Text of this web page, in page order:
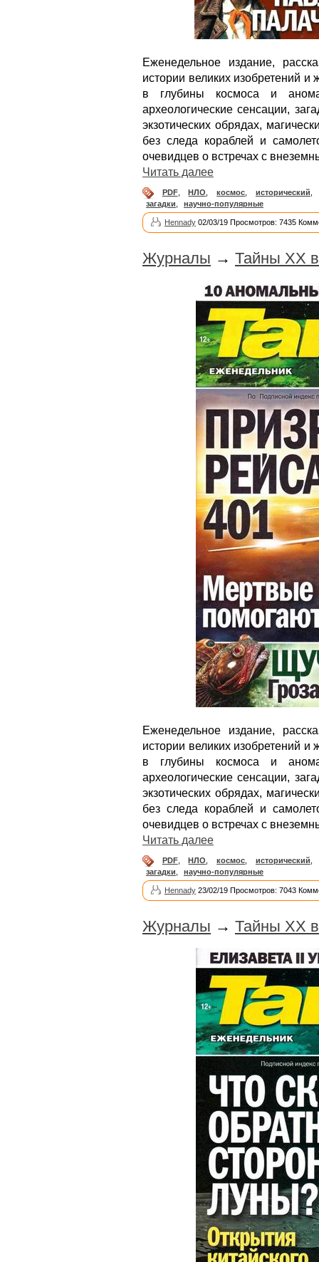
Еженедельное издание,
истории великих изобретений
в глубины космоса и
археологические сенсации,
экзотических обрядах,
без следа кораблей и
очевидцев о встречах с
Читать далее
PDF, НЛО космос исторический
загадки
научно-популярные
Hennady 02/03/19 Просмотров: 7435
Журналы → Тайны XX
Еженедельное издание,
истории великих изобретений
в глубины космоса и
археологические сенсации,
экзотических обрядах,
без следа кораблей и
очевидцев о встречах с
Читать далее
PDF, НЛО космос исторический
загадки
научно-популярные
Hennady 23/02/19 Просмотров: 7043
Журналы → Тайны XX